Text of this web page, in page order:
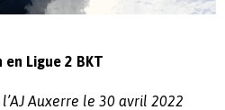
Ligue 2 BKT
Auxerre le 30 avril 2022